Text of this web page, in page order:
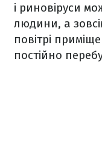
і риновіруси
людини, а
повітрі
постійно